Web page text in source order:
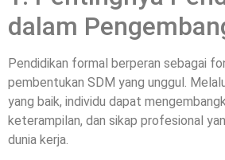
dalam
Pendidikan formal berperan sebagai
pembentukan SDM yang unggul.
yang baik, individu dapat
keterampilan, dan sikap profesional
dunia kerja.